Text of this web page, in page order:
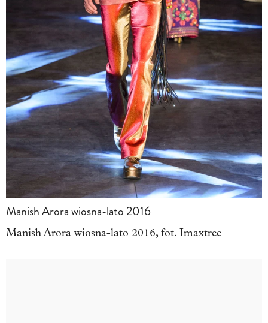
Manish Arora wiosna-lato 2016
Manish Arora wiosna-lato 2016, fot. Imaxtree